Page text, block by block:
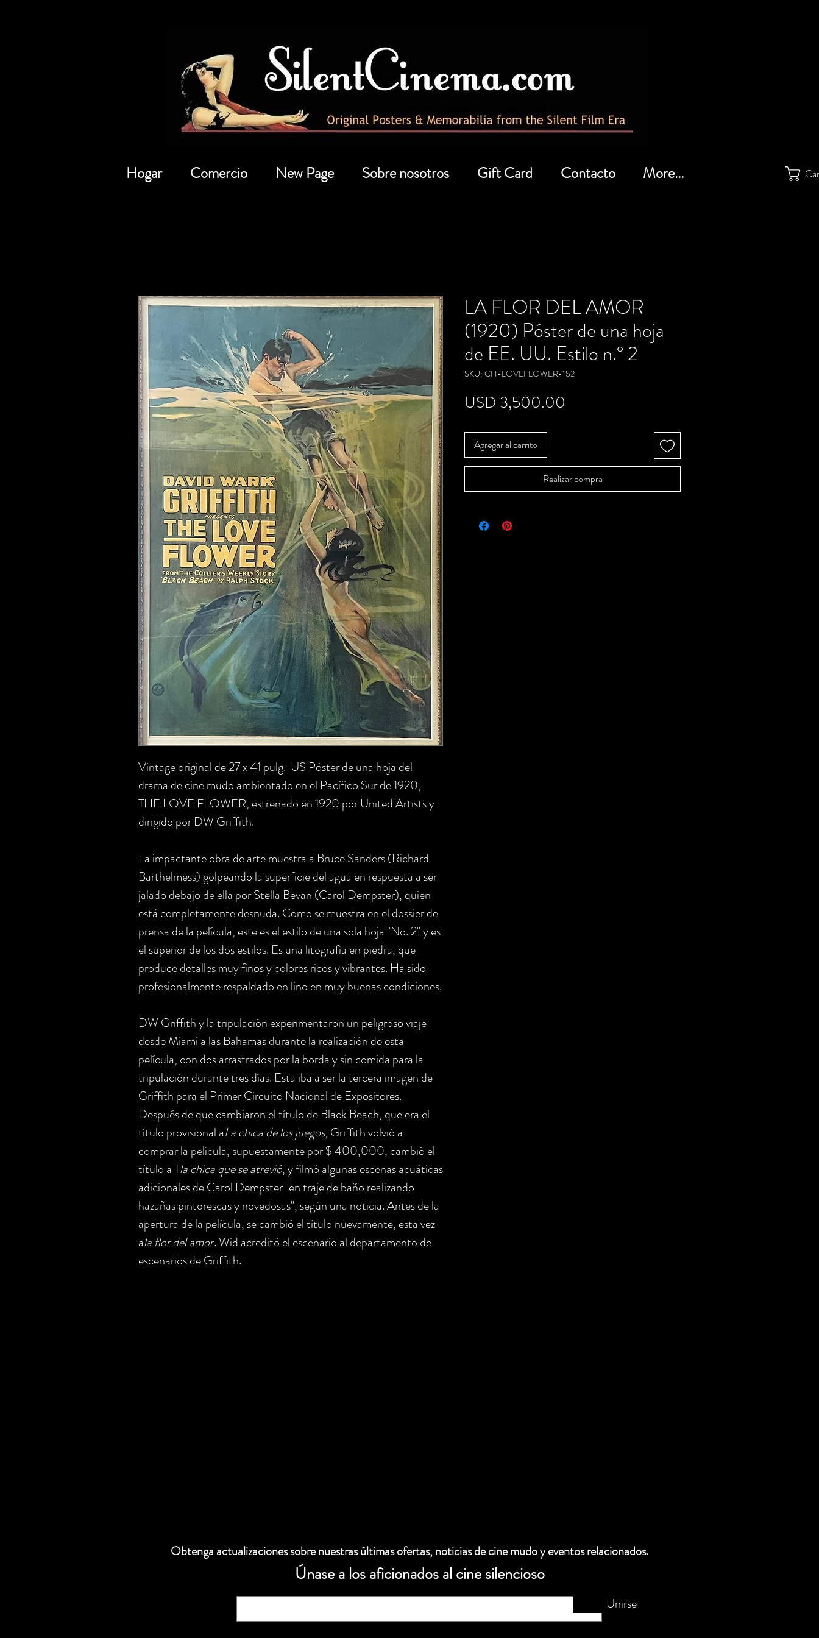
Hogar Comercio New Page Sobre nosotros Gift Card Contacto More...
Vintage original de 27 x 41 pulg. US Póster de una hoja del
drama de cine mudo ambientado en el Pacífico Sur de 1920,
THE LOVE FLOWER, estrenado en 1920 por United Artists y
dirigido por DW Griffith.
La impactante obra de arte muestra a Bruce Sanders (Richard
Barthelmess) golpeando la superficie del agua en respuesta a ser
jalado debajo de ella por Stella Bevan (Carol Dempster), quien
está completamente desnuda. Como se muestra en el dossier de
prensa de la película, este es el estilo de una sola hoja "No. 2" y es
el superior de los dos estilos. Es una litografía en piedra, que
produce detalles muy finos y colores ricos y vibrantes. Ha sido
profesionalmente respaldado en lino en muy buenas condiciones.
DW Griffith y la tripulación experimentaron un peligroso viaje
desde Miami a las Bahamas durante la realización de esta
película, con dos arrastrados por la borda y sin comida para la
tripulación durante tres días. Esta iba a ser la tercera imagen de
Griffith para el Primer Circuito Nacional de Expositores.
Después de que cambiaron el título de Black Beach, que era el
título provisional aLa chica de los juegos, Griffith volvió a
comprar la película, supuestamente por $ 400,000, cambió el
título a Tla chica que se atrevió, y filmó algunas escenas acuáticas
adicionales de Carol Dempster "en traje de baño realizando
hazañas pintorescas y novedosas", según una noticia. Antes de la
apertura de la película, se cambió el título nuevamente, esta vez
ala flor del amor. Wid acreditó el escenario al departamento de
escenarios de Griffith.
LA FLOR DEL AMOR
(1920) Póster de una hoja
de EE. UU. Estilo n.° 2
SKU: CH-LOVEFLOWER-1S2
USD 3,500.00
Agregar al carrito
Realizar compra
Obtenga actualizaciones sobre nuestras últimas ofertas, noticias de cine mudo y eventos relacionados.
Únase a los aficionados al cine silencioso
Unirse